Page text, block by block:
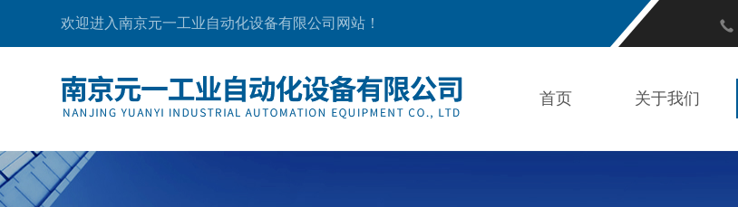
欢迎进入南京元一工业自动化设备有限公司网站！
首页 关于我们